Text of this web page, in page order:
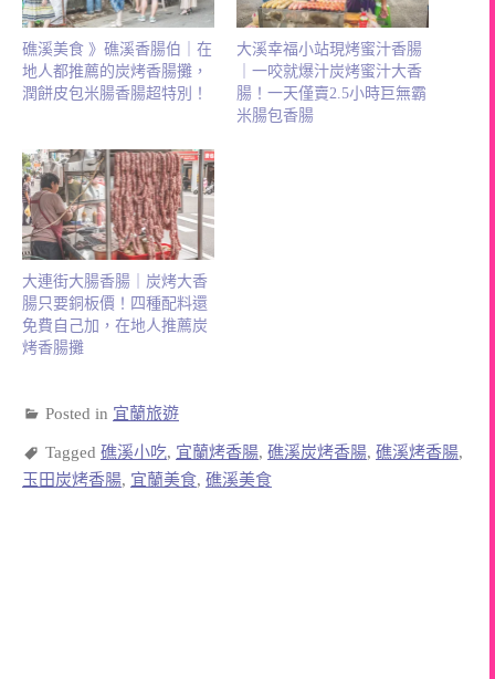
礁溪美食 》礁溪香腸伯｜在
地人都推薦的炭烤香腸攤，
潤餅皮包米腸香腸超特別！
大溪幸福小站現烤蜜汁香腸
｜一咬就爆汁炭烤蜜汁大香
腸！一天僅賣2.5小時巨無霸
米腸包香腸
大連街大腸香腸｜炭烤大香
腸只要銅板價！四種配料還
免費自己加，在地人推薦炭
烤香腸攤
Posted in 宜蘭旅遊
Tagged 礁溪小吃, 宜蘭烤香腸, 礁溪炭烤香腸, 礁溪烤香腸,
玉田炭烤香腸, 宜蘭美食, 礁溪美食